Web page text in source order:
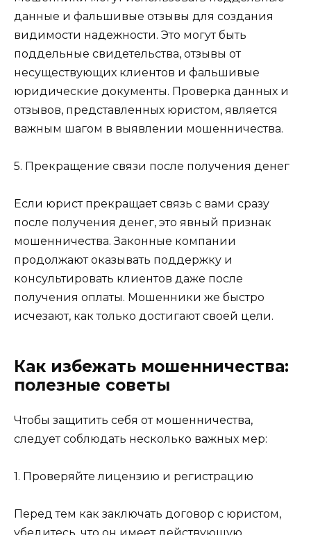
данные и фальшивые отзывы для создания
видимости надежности. Это могут быть
поддельные свидетельства, отзывы от
несуществующих клиентов и фальшивые
юридические документы. Проверка данных и
отзывов, представленных юристом, является
важным шагом в выявлении мошенничества.
5. Прекращение связи после получения денег
Если юрист прекращает связь с вами сразу
после получения денег, это явный признак
мошенничества. Законные компании
продолжают оказывать поддержку и
консультировать клиентов даже после
получения оплаты. Мошенники же быстро
исчезают, как только достигают своей цели.
Как избежать мошенничества:
полезные советы
Чтобы защитить себя от мошенничества,
следует соблюдать несколько важных мер:
1. Проверяйте лицензию и регистрацию
Перед тем как заключать договор с юристом,